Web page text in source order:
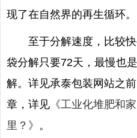
现了在自然界的再生循环。
至于分解速度，比较
袋分解只要72天，最慢也
解。详见承泰包装网站之
章，详见 《工业化堆肥和
里？》 。